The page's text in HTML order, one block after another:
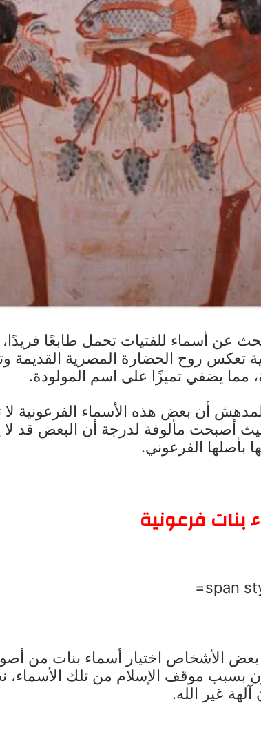
عن أسماء للفتيات تحمل طابعًا فريدًا،
تعكس روح الحضارة المصرية القديمة
مما يضفي تميزًا على اسم المولودة.
أن بعض هذه الأسماء الفرعونية
أصبحت مألوفة لدرجة أن البعض قد لا
بأصلها الفرعوني.
بنات فرعونية
الأشخاص اختيار أسماء بنات من
بسبب موقف الإسلام من تلك الأسماء،
آلهة غير الله.